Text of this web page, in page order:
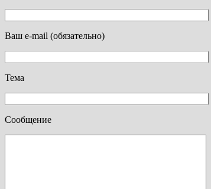
Ваш e-mail (обязательно)
Тема
Сообщение